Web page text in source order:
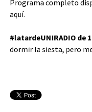
Programa completo
aquí.
#latardeUNIRADIO de
dormir la siesta, pero